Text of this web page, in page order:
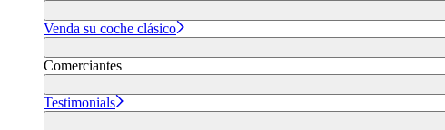
Venda su coche clásico
Comerciantes
Testimonials